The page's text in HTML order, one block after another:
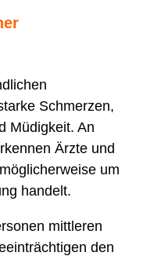
Schmerzen,
Müdigkeit. An
Ärzte und
um
handelt.
mittleren
den